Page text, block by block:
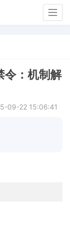
令：机制解
09-22 15:06:41